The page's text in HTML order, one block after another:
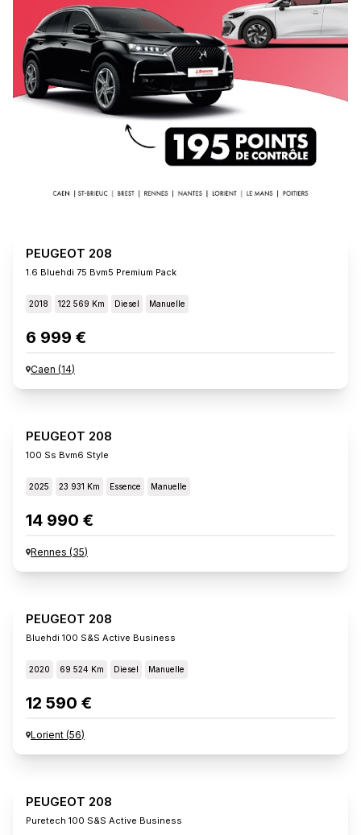
PEUGEOT 208
1.6 Bluehdi 75 Bvm5 Premium Pack
2018 122 569 Km Diesel Manuelle
6 999 €
Caen (14)
PEUGEOT 208
100 Ss Bvm6 Style
2025 23 931 Km Essence Manuelle
14 990 €
Rennes (35)
PEUGEOT 208
Bluehdi 100 S&s Active Business
2020 69 524 Km Diesel Manuelle
12 590 €
Lorient (56)
PEUGEOT 208
Puretech 100 S&s Active Business